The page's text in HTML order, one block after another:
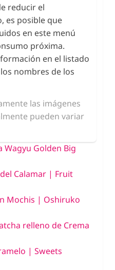
reducir el
es posible que
en este menú
próxima.
en el listado
nombres de los
las imágenes
pueden variar
Wagyu Golden Big
Calamar | Fruit
Mochis | Oshiruko
relleno de Crema
| Sweets